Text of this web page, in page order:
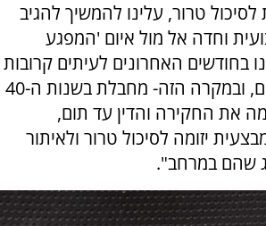
טרור, עלינו להמשיך להגיב
וחדה אל מול איום 'המפגע
בחודשים האחרונים לעיתים קרובות
בדמות נערים צעירים, ובמקרה הזה- מחבלת בשנות ה-40
את החקירה והדין עד תום,
יזומה לסיכול טרור ולאיתור
שהם במרחב".